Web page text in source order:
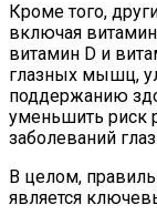
Кроме того,
включая
витамин D и
глазных мышц,
поддержанию
уменьшить риск
заболеваний глаз.
В целом,
является